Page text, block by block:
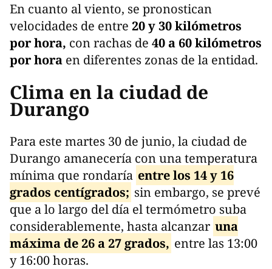
En cuanto al viento, se pronostican
velocidades de entre 20 y 30 kilómetros
por hora, con rachas de 40 a 60 kilómetros
por hora en diferentes zonas de la entidad.
Clima en la ciudad de
Durango
Para este martes 30 de junio, la ciudad de
Durango amanecería con una temperatura
mínima que rondaría entre los 14 y 16
grados centígrados; sin embargo, se prevé
que a lo largo del día el termómetro suba
considerablemente, hasta alcanzar una
máxima de 26 a 27 grados, entre las 13:00
y 16:00 horas.